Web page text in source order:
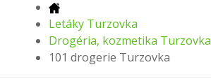
Letáky Turzovka
Drogéria, kozmetika Turzovka
101 drogerie Turzovka